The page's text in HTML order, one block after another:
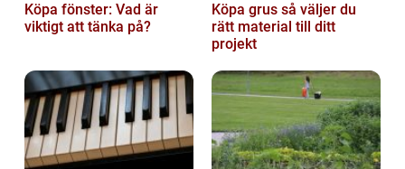
Köpa fönster: Vad är
viktigt att tänka på?
Köpa grus så väljer du
rätt material till ditt
projekt